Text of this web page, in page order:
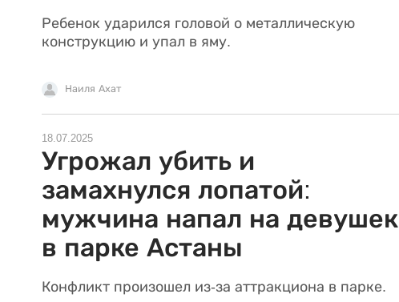
Ребенок ударился головой о металлическую
конструкцию и упал в яму.
Наиля Ахат
18.07.2025
Угрожал убить и
замахнулся лопатой:
мужчина напал на девушек
в парке Астаны
Конфликт произошел из-за аттракциона в парке.